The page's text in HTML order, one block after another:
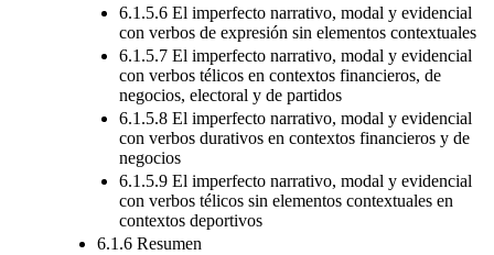
6.1.5.6 El imperfecto narrativo, modal y evidencial
con verbos de expresión sin elementos contextuales
6.1.5.7 El imperfecto narrativo, modal y evidencial
con verbos télicos en contextos financieros, de
negocios, electoral y de partidos
6.1.5.8 El imperfecto narrativo, modal y evidencial
con verbos durativos en contextos financieros y de
negocios
6.1.5.9 El imperfecto narrativo, modal y evidencial
con verbos télicos sin elementos contextuales en
contextos deportivos
6.1.6 Resumen